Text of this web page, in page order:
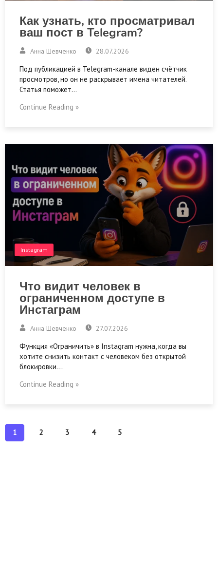
Как узнать, кто просматривал
ваш пост в Telegram?
Анна Шевченко 28.07.2026
Под публикацией в Telegram-канале виден счётчик
просмотров, но он не раскрывает имена читателей.
Статья поможет…
Continue Reading »
Instagram
Что видит человек в
ограниченном доступе в
Инстаграм
Анна Шевченко 27.07.2026
Функция «Ограничить» в Instagram нужна, когда вы
хотите снизить контакт с человеком без открытой
блокировки.…
Continue Reading »
1 2 3 4 5